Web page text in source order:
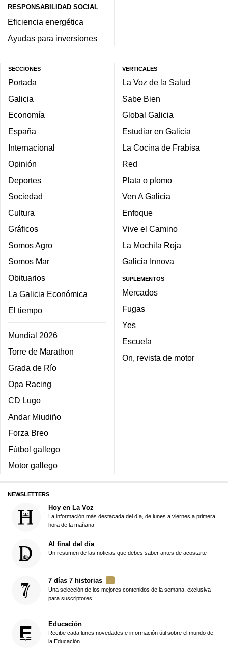
RESPONSABILIDAD SOCIAL
Eficiencia energética
Ayudas para inversiones
SECCIONES
Portada
Galicia
Economía
España
Internacional
Opinión
Deportes
Sociedad
Cultura
Gráficos
Somos Agro
Somos Mar
Obituarios
La Galicia Económica
El tiempo
Mundial 2026
Torre de Marathon
Grada de Río
Opa Racing
CD Lugo
Andar Miudiño
Forza Breo
Fútbol gallego
Motor gallego
VERTICALES
La Voz de la Salud
Sabe Bien
Global Galicia
Estudiar en Galicia
La Cocina de Frabisa
Red
Plata o plomo
Ven A Galicia
Enfoque
Vive el Camino
La Mochila Roja
Galicia Innova
SUPLEMENTOS
Mercados
Fugas
Yes
Escuela
On, revista de motor
NEWSLETTERS
Hoy en La Voz
La información más destacada del día, de lunes a viernes a primera
hora de la mañana
Al final del día
Un resumen de las noticias que debes saber antes de acostarte
7 días 7 historias
Una selección de los mejores contenidos de la semana, exclusiva
para suscriptores
Educación
Recibe cada lunes novedades e información útil sobre el mundo de
la Educación